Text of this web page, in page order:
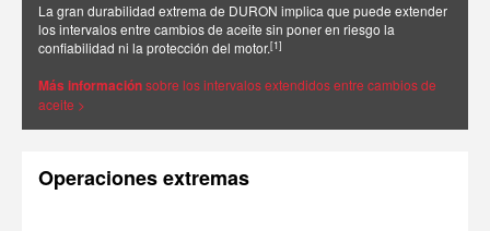
La gran durabilidad extrema de DURON implica que puede extender
los intervalos entre cambios de aceite sin poner en riesgo la
confiabilidad ni la protección del motor.[1]
Más informaciónsobre los intervalos extendidos entre cambios de
aceite >
Operaciones extremas